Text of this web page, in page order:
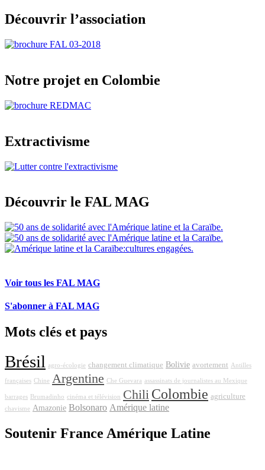
Découvrir l’association
Notre projet en Colombie
Extractivisme
Découvrir le FAL MAG
Voir tous les FAL MAG
S'abonner à FAL MAG
Mots clés et pays
Brésil agro-écologie changement climatique Bolivie avortement Antilles
françaises Chine Argentine Che Guevara assassinats de journalistes au Mexique
barrages Brumadinho cinéma et télévision Chili Colombie agriculture
chavisme Amazonie Bolsonaro Amérique latine
Soutenir France Amérique Latine